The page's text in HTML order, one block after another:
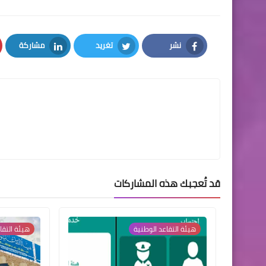
نشر
Facebook
تغريد
Twitter
مشاركة
LinkedIn
قد تُعجبك هذه المشاركات
هيئة التقاعد الوطنية هيئة